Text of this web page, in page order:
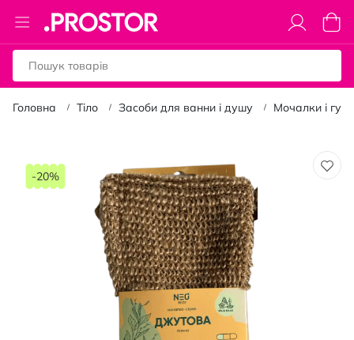
Toggle
Nav
Кошик
Головна Тіло Засоби для ванни і душу Мочалки і
кінця
-20%